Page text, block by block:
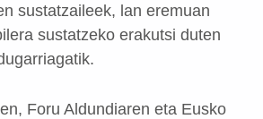
sustatzaileek, lan eremuan
sustatzeko erakutsi duten
Foru Aldundiaren eta Eusko